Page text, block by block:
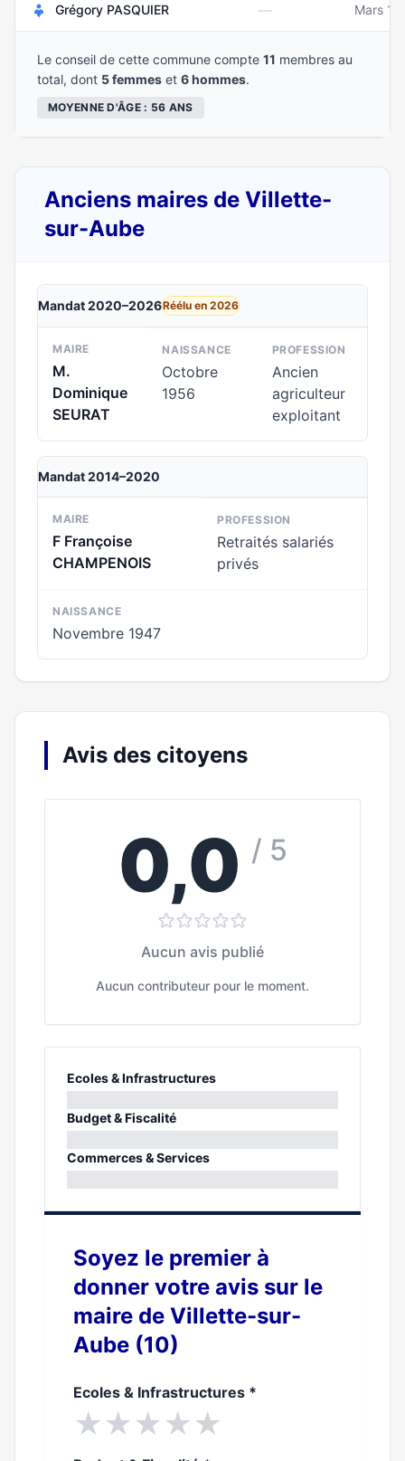
Grégory PASQUIER — Mars
Le conseil de cette commune compte 11 membres au
total, dont 5 femmes et 6 hommes.
MOYENNE D'ÂGE : 56 ANS
Anciens maires de Villette-
sur-Aube
Mandat 2020–2026Réélu en 2026
MAIRE
M.
Dominique
SEURAT
NAISSANCE
Octobre
1956
PROFESSION
Ancien
agriculteur
exploitant
Mandat 2014–2020
MAIRE
F Françoise
CHAMPENOIS
PROFESSION
Retraités salariés
privés
NAISSANCE
Novembre 1947
Avis des citoyens
0,0 / 5
Aucun avis publié
Aucun contributeur pour le moment.
Ecoles & Infrastructures
0%
Budget & Fiscalité
0%
Commerces & Services
Soyez le premier à
donner votre avis sur le
maire de Villette-sur-
Aube (10)
Ecoles & Infrastructures *
★★★★★